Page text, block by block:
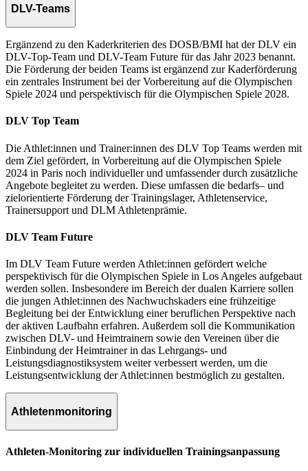
DLV-Teams
Ergänzend zu den Kaderkriterien des DOSB/BMI hat der DLV ein
DLV-Top-Team und DLV-Team Future für das Jahr 2023 benannt.
Die Förderung der beiden Teams ist ergänzend zur Kaderförderung
ein zentrales Instrument bei der Vorbereitung auf die Olympischen
Spiele 2024 und perspektivisch für die Olympischen Spiele 2028.
DLV Top Team
Die Athlet:innen und Trainer:innen des DLV Top Teams werden mit
dem Ziel gefördert, in Vorbereitung auf die Olympischen Spiele
2024 in Paris noch individueller und umfassender durch zusätzliche
Angebote begleitet zu werden. Diese umfassen die bedarfs– und
zielorientierte Förderung der Trainingslager, Athletenservice,
Trainersupport und DLM Athletenprämie.
DLV Team Future
Im DLV Team Future werden Athlet:innen gefördert welche
perspektivisch für die Olympischen Spiele in Los Angeles aufgebaut
werden sollen. Insbesondere im Bereich der dualen Karriere sollen
die jungen Athlet:innen des Nachwuchskaders eine frühzeitige
Begleitung bei der Entwicklung einer beruflichen Perspektive nach
der aktiven Laufbahn erfahren. Außerdem soll die Kommunikation
zwischen DLV- und Heimtrainern sowie den Vereinen über die
Einbindung der Heimtrainer in das Lehrgangs- und
Leistungsdiagnostiksystem weiter verbessert werden, um die
Leistungsentwicklung der Athlet:innen bestmöglich zu gestalten.
Athletenmonitoring
Athleten-Monitoring zur individuellen Trainingsanpassung